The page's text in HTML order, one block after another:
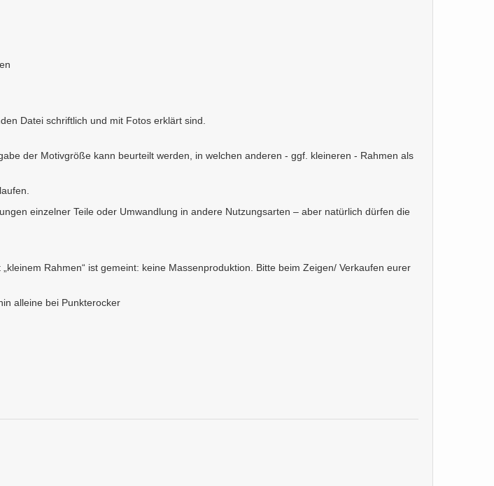
Datei schriftlich und mit Fotos erklärt sind.
der Motivgröße kann beurteilt werden, in welchen anderen - ggf. kleineren - Rahmen als
einzelner Teile oder Umwandlung in andere Nutzungsarten – aber natürlich dürfen die
Rahmen“ ist gemeint: keine Massenproduktion. Bitte beim Zeigen/ Verkaufen eurer
alleine bei Punkterocker